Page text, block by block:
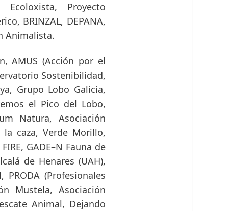
Proyecto
BRINZAL, DEPANA,
Animalista.
AMUS (Acción por el
Sostenibilidad,
Grupo Lobo Galicia,
el Pico del Lobo,
Natura, Asociación
caza, Verde Morillo,
GADE–N Fauna de
de Henares (UAH),
(Profesionales
Mustela, Asociación
Animal, Dejando